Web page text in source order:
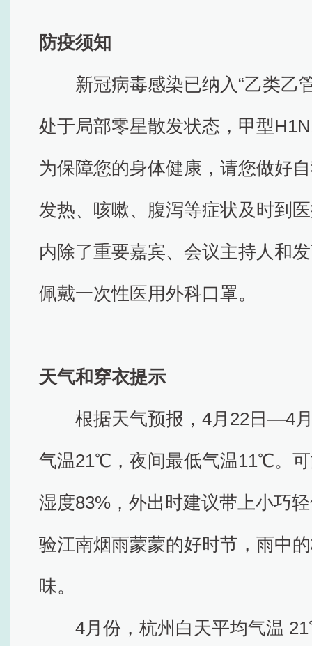
防疫须知
新冠病毒感染已纳入“乙类乙
处于局部零星散发状态，甲型
为保障您的身体健康，请您做好
发热、咳嗽、腹泻等症状及时到
内除了重要嘉宾、会议主持人和
佩戴一次性医用外科口罩。
天气和穿衣提示
根据天气预报，4月22日—4
气温21℃，夜间最低气温11℃。
湿度83%，外出时建议带上小巧
验江南烟雨蒙蒙的好时节，雨中
味。
4月份，杭州白天平均气温